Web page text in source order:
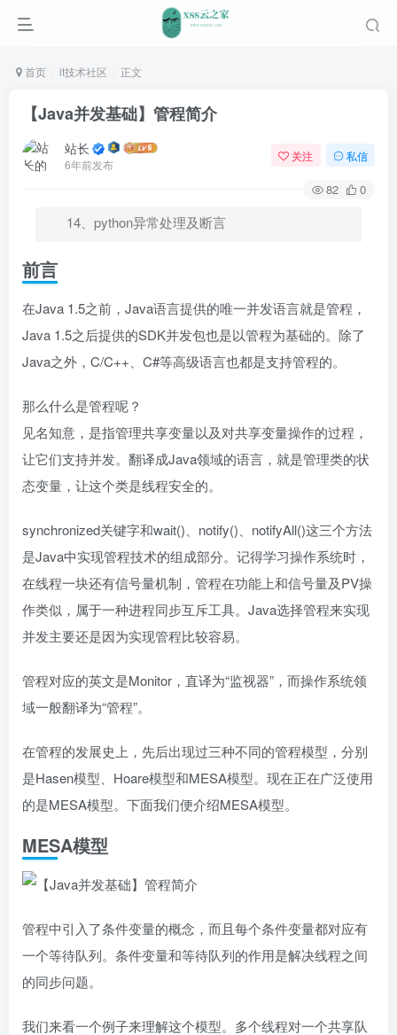
首页 it技术社区 正文
【Java并发基础】管程简介
站长
6年前发布
关注 私信
82 0
14、python异常处理及断言
前言
在Java 1.5之前，Java语言提供的唯一并发语言就是管程，
Java 1.5之后提供的SDK并发包也是以管程为基础的。除了
Java之外，C/C++、C#等高级语言也都是支持管程的。
那么什么是管程呢？
见名知意，是指管理共享变量以及对共享变量操作的过程，
让它们支持并发。翻译成Java领域的语言，就是管理类的状
态变量，让这个类是线程安全的。
synchronized关键字和wait()、notify()、notifyAll()这三个方法
是Java中实现管程技术的组成部分。记得学习操作系统时，
在线程一块还有信号量机制，管程在功能上和信号量及PV操
作类似，属于一种进程同步互斥工具。Java选择管程来实现
并发主要还是因为实现管程比较容易。
管程对应的英文是Monitor，直译为“监视器”，而操作系统领
域一般翻译为“管程”。
在管程的发展史上，先后出现过三种不同的管程模型，分别
是Hasen模型、Hoare模型和MESA模型。现在正在广泛使用
的是MESA模型。下面我们便介绍MESA模型。
MESA模型
管程中引入了条件变量的概念，而且每个条件变量都对应有
一个等待队列。条件变量和等待队列的作用是解决线程之间
的同步问题。
我们来看一个例子来理解这个模型。多个线程对一个共享队